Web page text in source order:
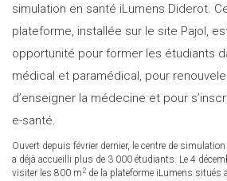
simulation en santé iLumens Diderot.
plateforme, installée sur le site Pajol,
opportunité pour former les étudiants
médical et paramédical, pour
d’enseigner la médecine et pour
e-santé.
Ouvert depuis février dernier, le centre de
a déjà accueilli plus de 3 000 étudiants. Le 4
visiter les 800 m2 de la plateforme iLumens situés